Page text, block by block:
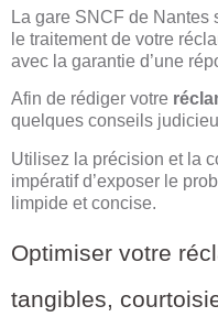
La gare SNCF de Nantes
le traitement de votre
avec la garantie d’une
Afin de rédiger votre
quelques conseils
Utilisez la précision et la
impératif d’exposer le
limpide et concise.
Optimiser votre
tangibles,